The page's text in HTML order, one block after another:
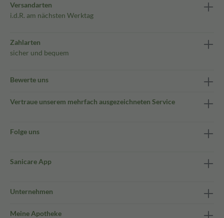
Versandarten
i.d.R. am nächsten Werktag
Zahlarten
sicher und bequem
Bewerte uns
Vertraue unserem mehrfach ausgezeichneten Service
Folge uns
Sanicare App
Unternehmen
Meine Apotheke